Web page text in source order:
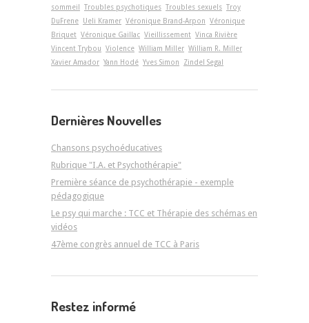
sommeil
Troubles psychotiques Troubles sexuels Troy
DuFrene Ueli Kramer Véronique Brand-Arpon Véronique
Briquet Véronique Gaillac Vieillissement Vinca Rivière
Vincent Trybou Violence William Miller William R. Miller
Xavier Amador Yann Hodé Yves Simon Zindel Segal
Dernières Nouvelles
Chansons psychoéducatives
Rubrique "I.A. et Psychothérapie"
Première séance de psychothérapie - exemple
pédagogique
Le psy qui marche : TCC et Thérapie des schémas en
vidéos
47ème congrès annuel de TCC à Paris
Restez informé